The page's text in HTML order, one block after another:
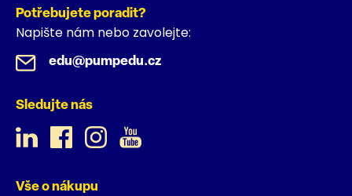
Potřebujete poradit?
Napište nám nebo zavolejte:
edu@pumpedu.cz
Sledujte nás
Vše o nákupu